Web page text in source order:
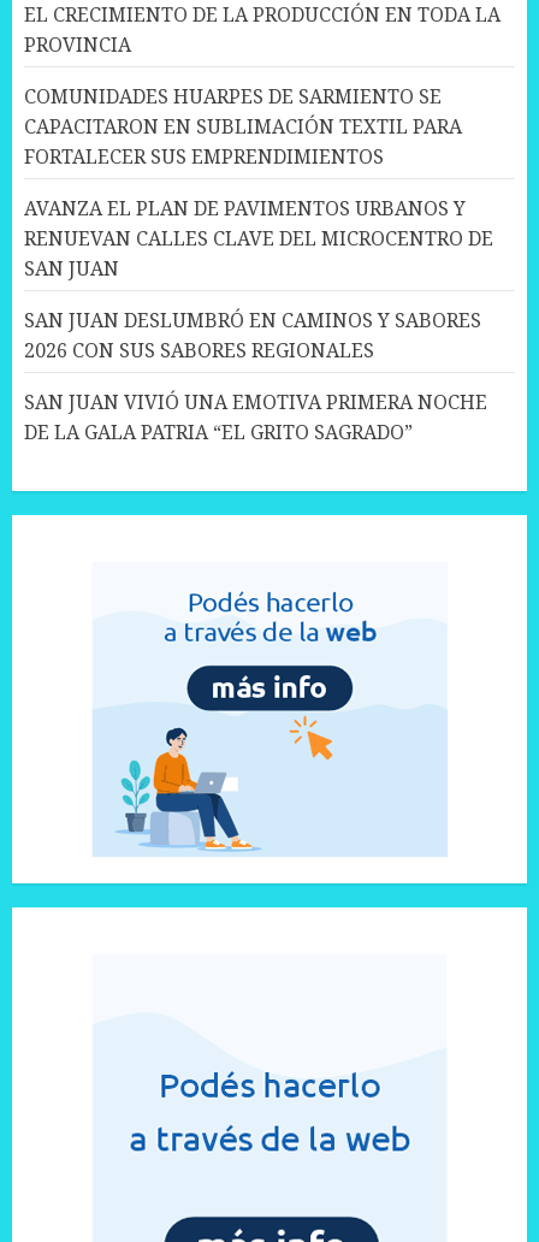
EL CRECIMIENTO DE LA PRODUCCIÓN EN TODA LA
PROVINCIA
COMUNIDADES HUARPES DE SARMIENTO SE
CAPACITARON EN SUBLIMACIÓN TEXTIL PARA
FORTALECER SUS EMPRENDIMIENTOS
AVANZA EL PLAN DE PAVIMENTOS URBANOS Y
RENUEVAN CALLES CLAVE DEL MICROCENTRO DE
SAN JUAN
SAN JUAN DESLUMBRÓ EN CAMINOS Y SABORES
2026 CON SUS SABORES REGIONALES
SAN JUAN VIVIÓ UNA EMOTIVA PRIMERA NOCHE
DE LA GALA PATRIA “EL GRITO SAGRADO”